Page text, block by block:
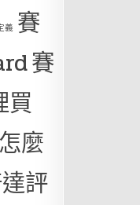
義 賽
賽
買
麼
評